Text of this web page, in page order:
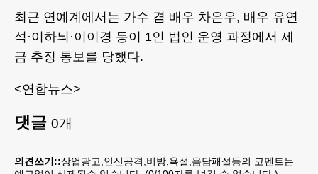
최근 연예계에서는 가수 겸 배우 차은우, 배우 유연
석·이하늬·이이경 등이 1인 법인 운영 과정에서 세
금 추징 통보를 당했다.
<연합뉴스>
댓글 0개
의견쓰기::상업광고,인신공격,비방,욕설,음담패설등의 코멘트는